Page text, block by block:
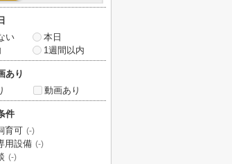
い
本日
1週間以内
あり
動画あり
件
育可 (-)
用設備 (-)
(-)